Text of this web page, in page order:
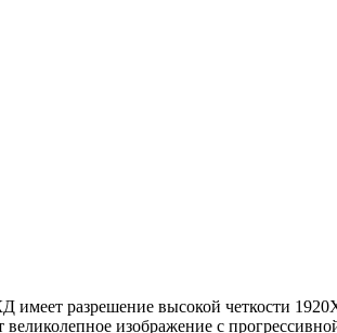
разрешение высокой четкости
изображение с